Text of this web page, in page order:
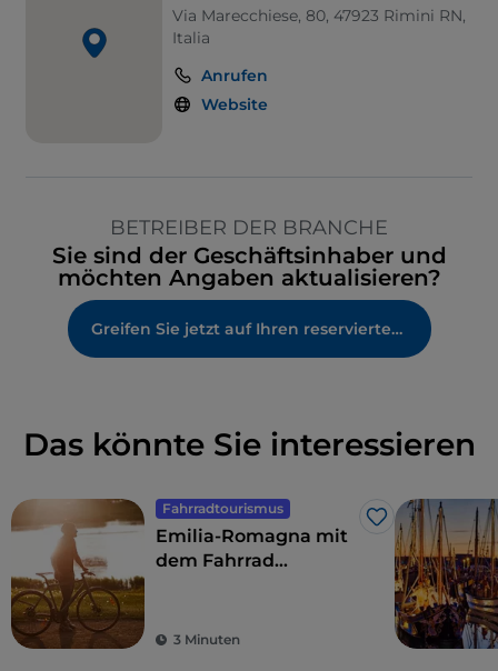
Via Marecchiese, 80, 47923 Rimini RN,
Italia
Anrufen
Website
BETREIBER DER BRANCHE
Sie sind der Geschäftsinhaber und
möchten Angaben aktualisieren?
Greifen Sie jetzt auf Ihren reservierten Bereich zu
Das könnte Sie interessieren
Fahrradtourismus
Like
Emilia-Romagna mit
dem Fahrrad
Sangiovese
3 Minuten